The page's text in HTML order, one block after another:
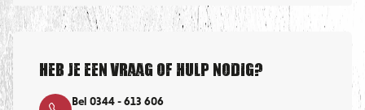
Heb je een vraag of hulp nodig?
Bel 0344 - 613 606